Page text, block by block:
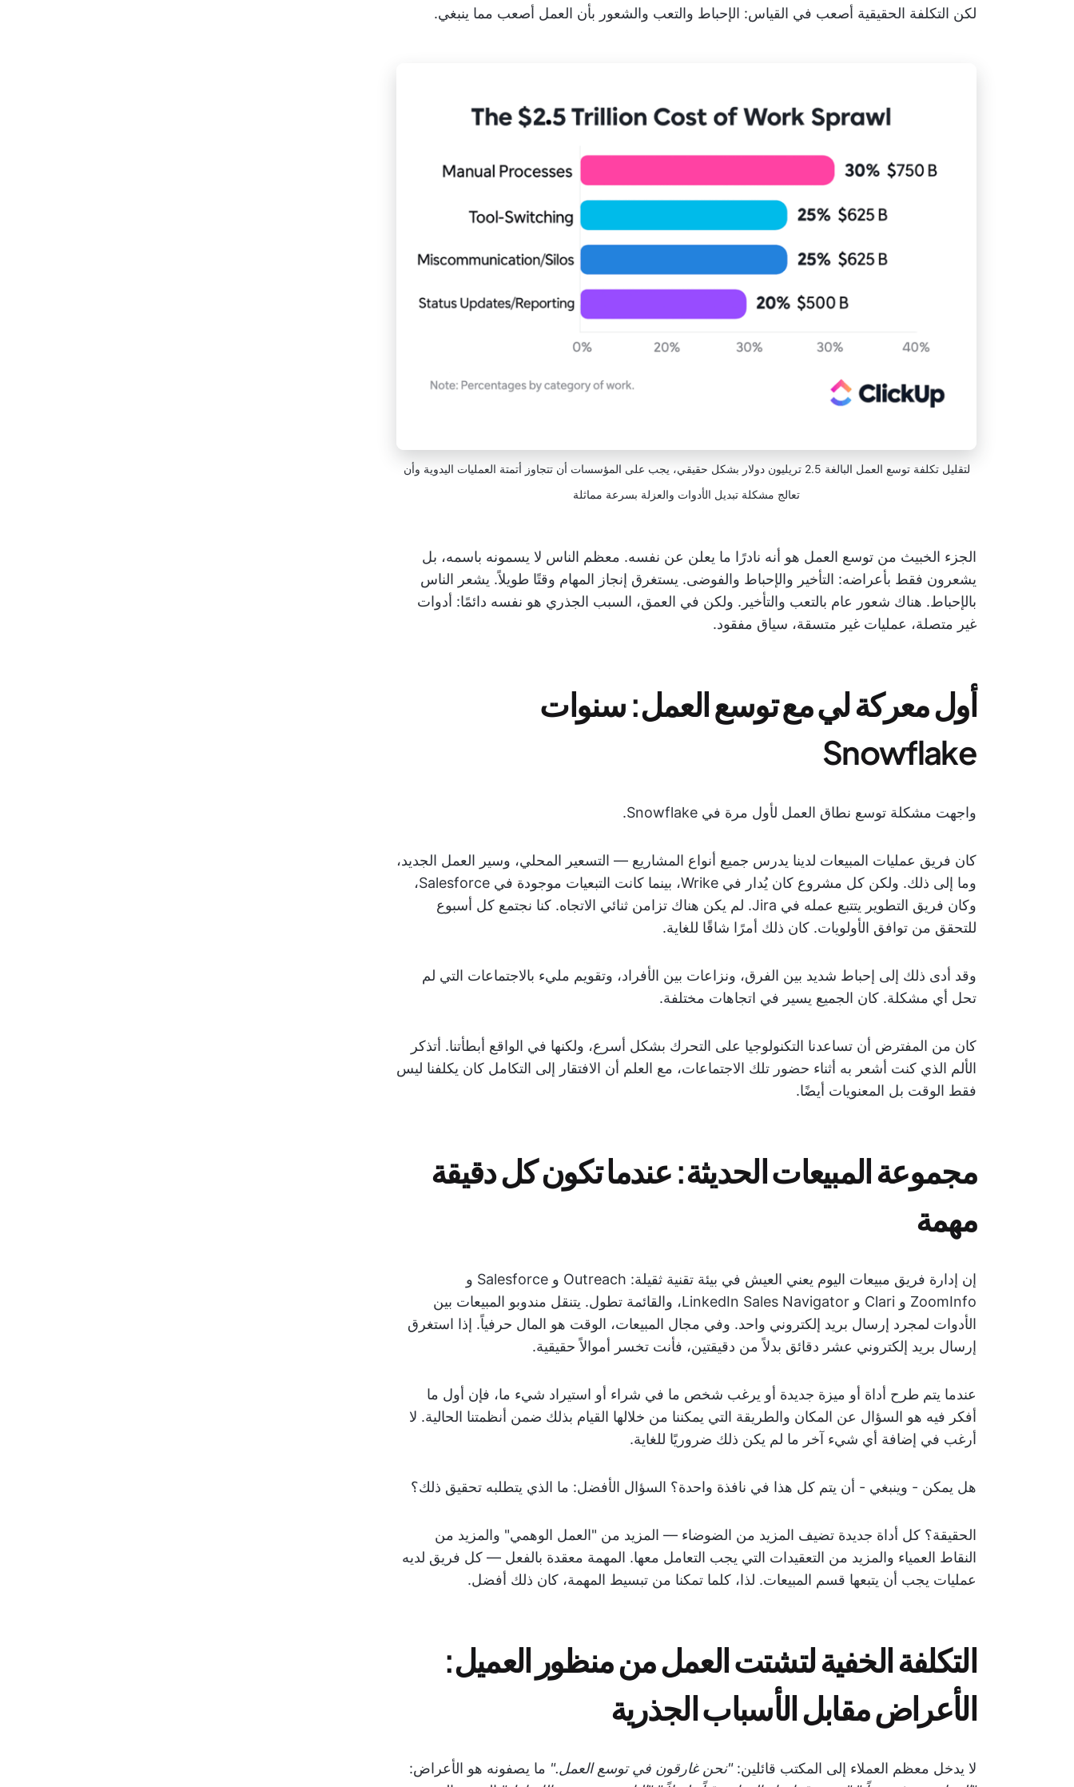
لكن التكلفة الحقيقية أصعب في القياس: الإحباط والتعب والشعور بأن العمل أصعب مما ينبغي.
لتقليل تكلفة توسع العمل البالغة 2.5 تريليون دولار بشكل حقيقي، يجب على المؤسسات أن تتجاوز أتمتة العمليات اليدوية وأن
تعالج مشكلة تبديل الأدوات والعزلة بسرعة مماثلة
الجزء الخبيث من توسع العمل هو أنه نادرًا ما يعلن عن نفسه. معظم الناس لا يسمونه باسمه، بل
يشعرون فقط بأعراضه: التأخير والإحباط والفوضى. يستغرق إنجاز المهام وقتًا طويلاً. يشعر الناس
بالإحباط. هناك شعور عام بالتعب والتأخير. ولكن في العمق، السبب الجذري هو نفسه دائمًا: أدوات
غير متصلة، عمليات غير متسقة، سياق مفقود.
أول معركة لي مع توسع العمل: سنوات
Snowflake
واجهت مشكلة توسع نطاق العمل لأول مرة في Snowflake.
كان فريق عمليات المبيعات لدينا يدرس جميع أنواع المشاريع — التسعير المحلي، وسير العمل الجديد،
وما إلى ذلك. ولكن كل مشروع كان يُدار في Wrike، بينما كانت التبعيات موجودة في Salesforce،
وكان فريق التطوير يتتبع عمله في Jira. لم يكن هناك تزامن ثنائي الاتجاه. كنا نجتمع كل أسبوع
للتحقق من توافق الأولويات. كان ذلك أمرًا شاقًا للغاية.
وقد أدى ذلك إلى إحباط شديد بين الفرق، ونزاعات بين الأفراد، وتقويم مليء بالاجتماعات التي لم
تحل أي مشكلة. كان الجميع يسير في اتجاهات مختلفة.
كان من المفترض أن تساعدنا التكنولوجيا على التحرك بشكل أسرع، ولكنها في الواقع أبطأتنا. أتذكر
الألم الذي كنت أشعر به أثناء حضور تلك الاجتماعات، مع العلم أن الافتقار إلى التكامل كان يكلفنا ليس
فقط الوقت بل المعنويات أيضًا.
مجموعة المبيعات الحديثة: عندما تكون كل دقيقة
مهمة
إن إدارة فريق مبيعات اليوم يعني العيش في بيئة تقنية ثقيلة: Outreach و Salesforce و
ZoomInfo و Clari و LinkedIn Sales Navigator، والقائمة تطول. يتنقل مندوبو المبيعات بين
الأدوات لمجرد إرسال بريد إلكتروني واحد. وفي مجال المبيعات، الوقت هو المال حرفياً. إذا استغرق
إرسال بريد إلكتروني عشر دقائق بدلاً من دقيقتين، فأنت تخسر أموالاً حقيقية.
عندما يتم طرح أداة أو ميزة جديدة أو يرغب شخص ما في شراء أو استيراد شيء ما، فإن أول ما
أفكر فيه هو السؤال عن المكان والطريقة التي يمكننا من خلالها القيام بذلك ضمن أنظمتنا الحالية. لا
أرغب في إضافة أي شيء آخر ما لم يكن ذلك ضروريًا للغاية.
هل يمكن - وينبغي - أن يتم كل هذا في نافذة واحدة؟ السؤال الأفضل: ما الذي يتطلبه تحقيق ذلك؟
الحقيقة؟ كل أداة جديدة تضيف المزيد من الضوضاء — المزيد من "العمل الوهمي" والمزيد من
النقاط العمياء والمزيد من التعقيدات التي يجب التعامل معها. المهمة معقدة بالفعل — كل فريق لديه
عمليات يجب أن يتبعها قسم المبيعات. لذا، كلما تمكنا من تبسيط المهمة، كان ذلك أفضل.
التكلفة الخفية لتشتت العمل من منظور العميل:
الأعراض مقابل الأسباب الجذرية
لا يدخل معظم العملاء إلى المكتب قائلين:"نحن غارقون في توسع العمل." ما يصفونه هو الأعراض: